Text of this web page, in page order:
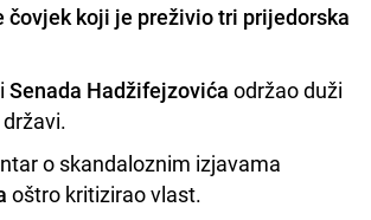
čovjek koji je preživio tri prijedorska
Senada Hadžifejzovića održao duži
o skandaloznim izjavama
oštro kritizirao vlast.